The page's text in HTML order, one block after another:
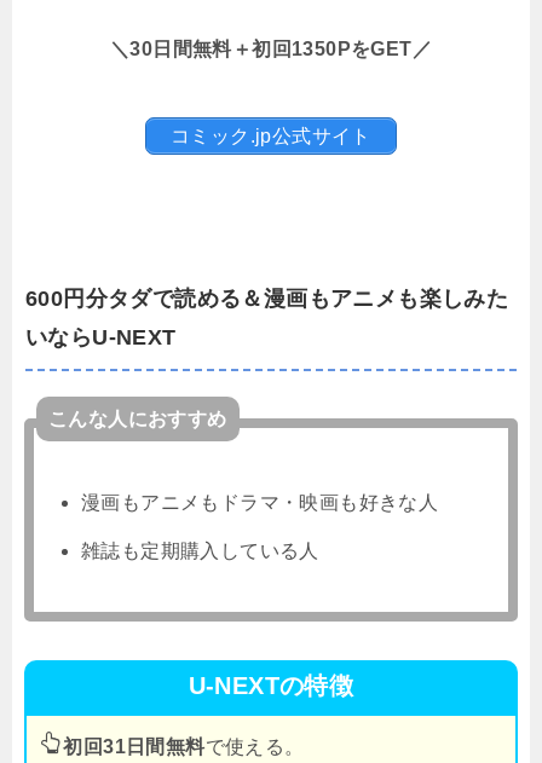
＼30日間無料＋初回1350PをGET／
コミック.jp公式サイト
600円分タダで読める＆漫画もアニメも楽しみた
いならU-NEXT
こんな人におすすめ
漫画もアニメもドラマ・映画も好きな人
雑誌も定期購入している人
U-NEXTの特徴
初回31日間無料で使える。